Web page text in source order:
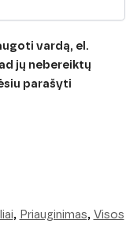
vardą, el.
jų nebereiktų
parašyti
, Priauginimas, Visos